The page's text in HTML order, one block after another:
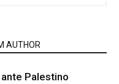
AUTHOR
Palestino